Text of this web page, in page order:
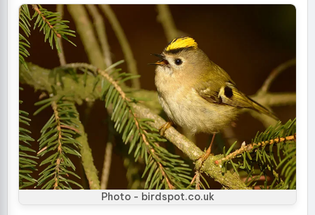
Photo - birdspot.co.uk